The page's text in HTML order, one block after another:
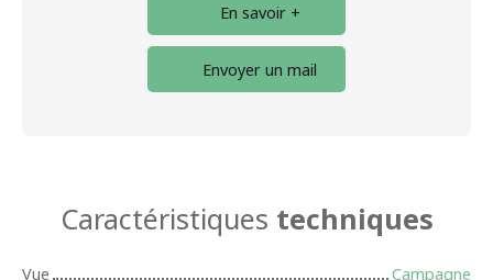
En savoir +
Envoyer un mail
Caractéristiques techniques
Vue
Campagne